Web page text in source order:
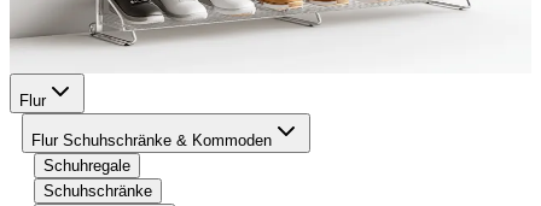
Flur
Flur Schuhschränke & Kommoden
Schuhregale
Schuhschränke